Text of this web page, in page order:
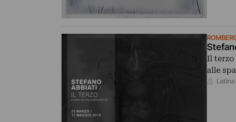
Il terzo
alle